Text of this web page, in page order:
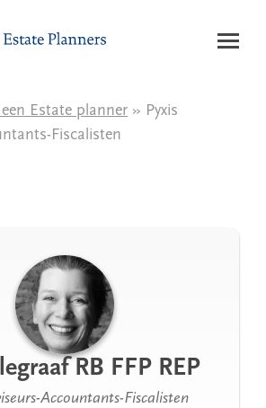
Estate planner » Pyxis
Fiscalisten
RB FFP REP
Accountants-Fiscalisten